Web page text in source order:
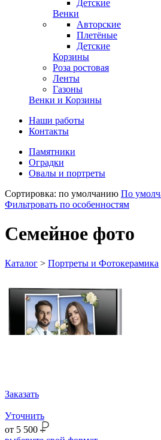
Детские
Венки
Авторские
Плетёные
Детские
Корзины
Роза ростовая
Ленты
Газоны
Венки и Корзины
Наши работы
Контакты
Памятники
Оградки
Овалы и портреты
Сортировка: по умолчанию По
Фильтровать по особенностям
Семейное фото
Каталог > Портреты и Фотокерамика
Заказать
Уточнить
от 5 500